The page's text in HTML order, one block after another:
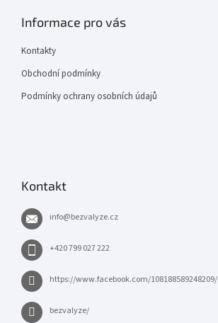
Informace pro vás
Kontakty
Obchodní podmínky
Podmínky ochrany osobních údajů
Kontakt
info@bezvalyze.cz
+420 799 027 222
https://www.facebook.com/108188589248209/
bezvalyze/